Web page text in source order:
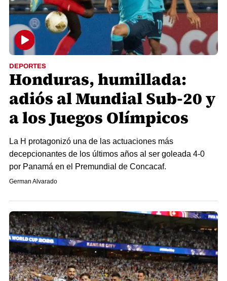
DEPORTES
Honduras, humillada:
adiós al Mundial Sub-20 y
a los Juegos Olímpicos
La H protagonizó una de las actuaciones más
decepcionantes de los últimos años al ser goleada 4-0
por Panamá en el Premundial de Concacaf.
German Alvarado